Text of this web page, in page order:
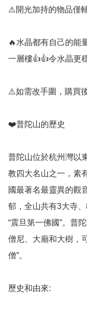
⚠️開光加持的物品僅
🔥水晶都有自己的能
一層樓👍👍令水晶更
⚠️如需改手圍，購買
❤️普陀山的歷史
普陀山位於杭州灣以
教四大名山之一，素
國最著名最靈異的觀
郁，全山共有3大寺
“震旦第一佛國”。普
僧尼、大廟和大樹，
僧”。
歷史和由來: